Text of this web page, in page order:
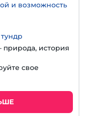
и возможность
история
свое